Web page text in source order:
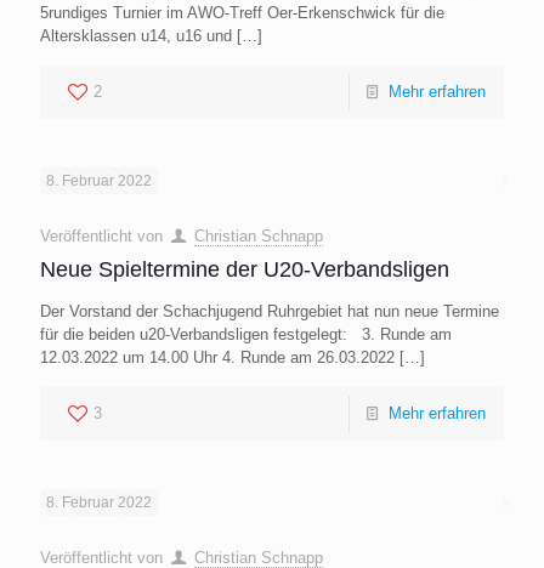
5rundiges Turnier im AWO-Treff Oer-Erkenschwick für die
Altersklassen u14, u16 und […]
2 Mehr erfahren
8. Februar 2022
Veröffentlicht von Christian Schnapp
Neue Spieltermine der U20-Verbandsligen
Der Vorstand der Schachjugend Ruhrgebiet hat nun neue Termine
für die beiden u20-Verbandsligen festgelegt: 3. Runde am
12.03.2022 um 14.00 Uhr 4. Runde am 26.03.2022 […]
3 Mehr erfahren
8. Februar 2022
Veröffentlicht von Christian Schnapp